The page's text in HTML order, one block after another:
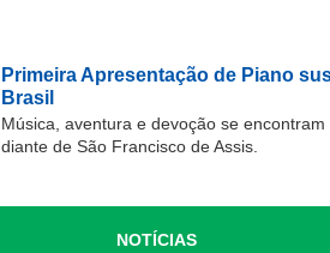
Primeira Apresentação de Piano
Brasil
Música, aventura e devoção se
diante de São Francisco de Assis.
NOTÍCIAS